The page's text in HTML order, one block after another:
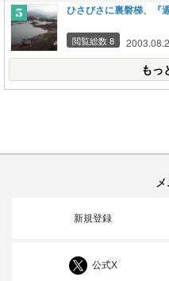
ひさびさに裏磐梯、『
閲覧総数 8
もっ
新規登録
公式X